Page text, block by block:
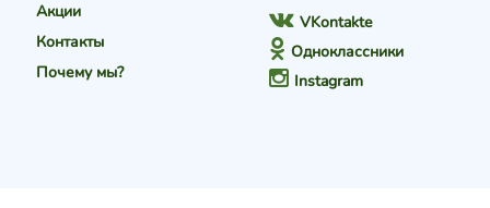
Акции
Контакты
Почему мы?
VKontakte
Одноклассники
Instagram